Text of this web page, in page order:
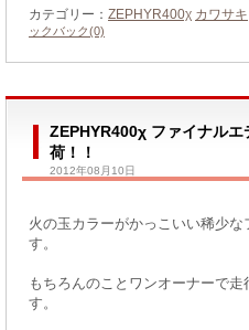
カテゴリー： ZEPHYR400χ カワサキ
ックバック(0)
ZEPHYR400χ ファイナル
荷！！
2012年08月10日
火の玉カラーがかっこいい稀少
す。
もちろんのことワンオーナーで
す。